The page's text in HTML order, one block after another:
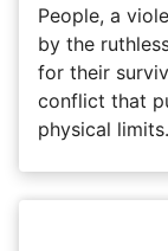
People, a
by the
for their
conflict that
physical limits.